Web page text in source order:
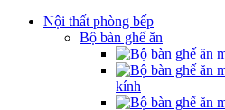
Nội thất phòng bếp
Bộ bàn ghế ăn
kính